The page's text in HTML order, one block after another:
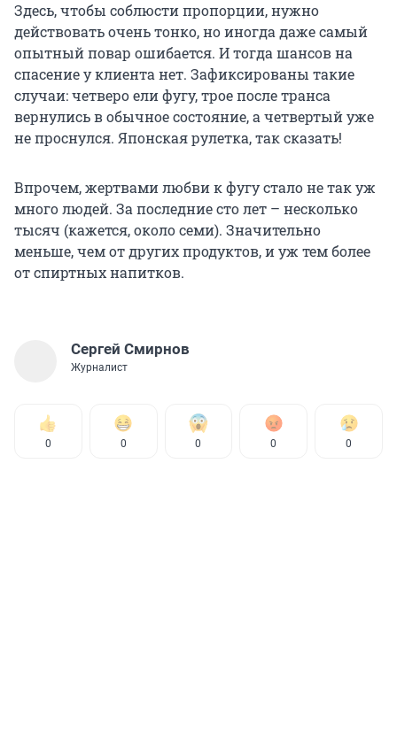
Здесь, чтобы соблюсти пропорции, нужно
действовать очень тонко, но иногда даже самый
опытный повар ошибается. И тогда шансов на
спасение у клиента нет. Зафиксированы такие
случаи: четверо ели фугу, трое после транса
вернулись в обычное состояние, а четвертый уже
не проснулся. Японская рулетка, так сказать!
Впрочем, жертвами любви к фугу стало не так уж
много людей. За последние сто лет – несколько
тысяч (кажется, около семи). Значительно
меньше, чем от других продуктов, и уж тем более
от спиртных напитков.
Сергей Смирнов
Журналист
0 0 0 0 0